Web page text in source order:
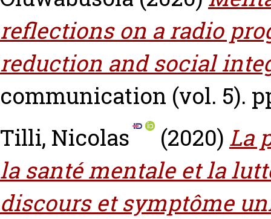
reflections on a radio
reduction and social
communication (vol. 5).
Tilli, Nicolas
(2020) La
la santé mentale et la
discours et symptôme